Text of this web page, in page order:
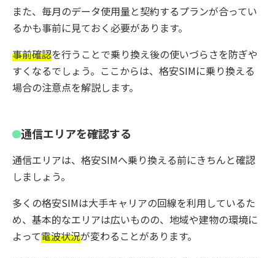
また、毎月のデータ使用量と契約するプランが合ってい
るかも事前に見ておく必要があります。
事前確認を行うことで乗り換え後の使いづらさを防ぎや
すくなるでしょう。ここからは、格安SIMに乗り換える
場合の注意点を解説します。
通信エリアを確認する
通信エリアは、格安SIMへ乗り換える前にきちんと確認
しましょう。
多くの格安SIMは大手キャリアの回線を利用しているた
め、基本的なエリアは広いものの、地域や建物の環境に
よって電波状況が変わることがあります。